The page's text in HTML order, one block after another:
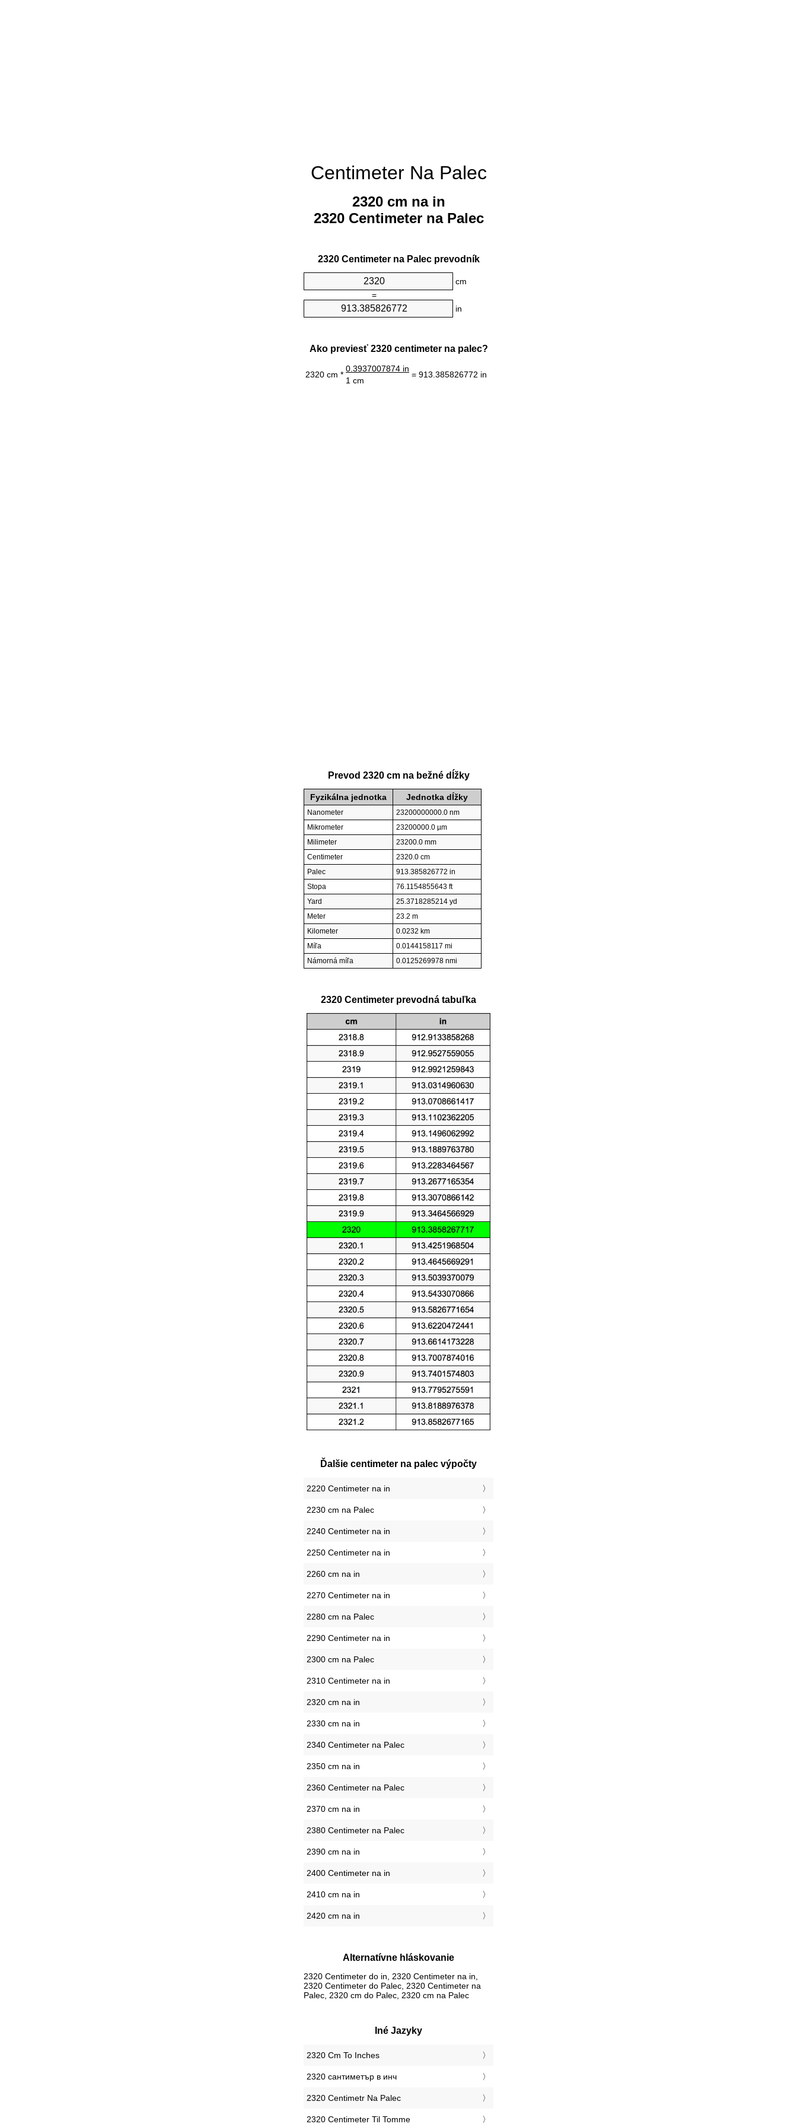
Centimeter Na Palec
2320 cm na in
2320 Centimeter na Palec
2320 Centimeter na Palec prevodník
cm
=
in
Ako previesť 2320 centimeter na palec?
2320 cm *
0.3937007874 in
= 913.385826772 in
1 cm
Prevod 2320 cm na bežné dĺžky
Fyzikálna jednotka Jednotka dĺžky
Nanometer
23200000000.0 nm
Mikrometer
23200000.0 µm
Milimeter
23200.0 mm
Centimeter
2320.0 cm
Palec
913.385826772 in
Stopa
76.1154855643 ft
Yard
25.3718285214 yd
Meter
23.2 m
Kilometer
0.0232 km
Míľa
0.0144158117 mi
Námorná míľa
0.0125269978 nmi
2320 Centimeter prevodná tabuľka
Ďalšie centimeter na palec výpočty
2220 Centimeter na in
2230 cm na Palec
2240 Centimeter na in
2250 Centimeter na in
2260 cm na in
2270 Centimeter na in
2280 cm na Palec
2290 Centimeter na in
2300 cm na Palec
2310 Centimeter na in
2320 cm na in
2330 cm na in
2340 Centimeter na Palec
2350 cm na in
2360 Centimeter na Palec
2370 cm na in
2380 Centimeter na Palec
2390 cm na in
2400 Centimeter na in
2410 cm na in
2420 cm na in
Alternatívne hláskovanie
2320 Centimeter do in, 2320 Centimeter na in,
2320 Centimeter do Palec, 2320 Centimeter na
Palec, 2320 cm do Palec, 2320 cm na Palec
Iné Jazyky
‎2320 Cm To Inches
‎2320 сантиметър в инч
‎2320 Centimetr Na Palec
‎2320 Centimeter Til Tomme